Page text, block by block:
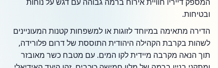
ובטיחות.
הדירה מתאימה במיוחד לזוגות או למשפחות קטנות המעוניינים
לשהות בקרבת הקהילה היהודית התוססת של דרום פלורידה,
תוך הנאה מקרבה מיידית לקו המים. עם מטבח כשר מאובזר